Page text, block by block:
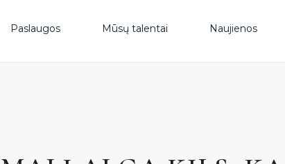
Paslaugos Mūsų talentai Naujienos